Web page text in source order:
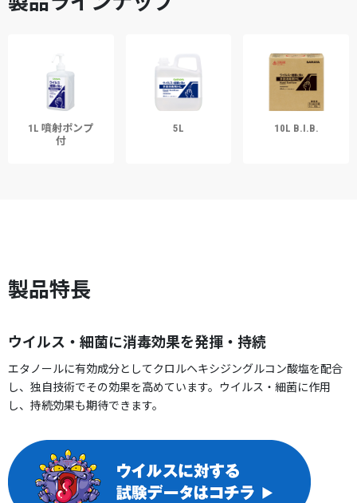
1L 噴射ポンプ
付
5L 10L B.I.B.
製品特長
ウイルス・細菌に消毒効果を発揮・持続
エタノールに有効成分としてクロルヘキシジングルコン酸塩を配合
し、独自技術でその効果を高めています。ウイルス・細菌に作用
し、持続効果も期待できます。